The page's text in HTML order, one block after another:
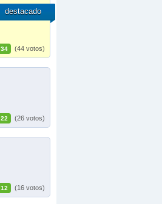
destacado
34 (44 votos)
22 (26 votos)
12 (16 votos)